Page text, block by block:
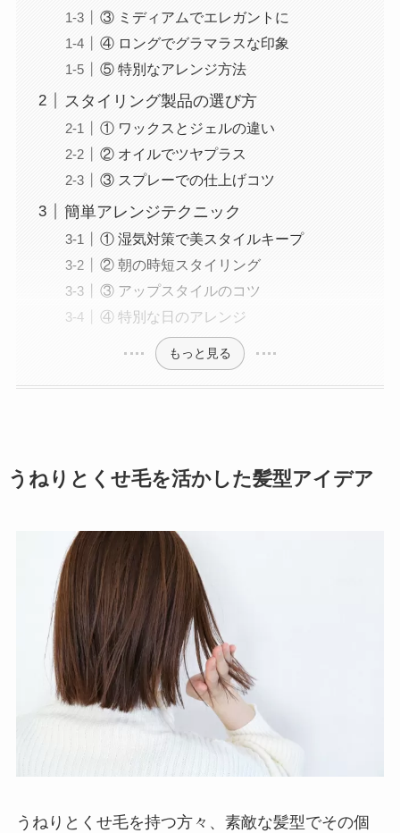
③ ミディアムでエレガントに
④ ロングでグラマラスな印象
⑤ 特別なアレンジ方法
スタイリング製品の選び方
① ワックスとジェルの違い
② オイルでツヤプラス
③ スプレーでの仕上げコツ
簡単アレンジテクニック
① 湿気対策で美スタイルキープ
② 朝の時短スタイリング
③ アップスタイルのコツ
④ 特別な日のアレンジ
もっと見る
うねりとくせ毛を活かした髪型アイデア
うねりとくせ毛を持つ方々、素敵な髪型でその個